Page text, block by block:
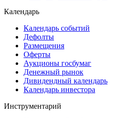
Календарь
Календарь событий
Дефолты
Размещения
Оферты
Аукционы госбумаг
Денежный рынок
Дивидендный календарь
Календарь инвестора
Инструментарий